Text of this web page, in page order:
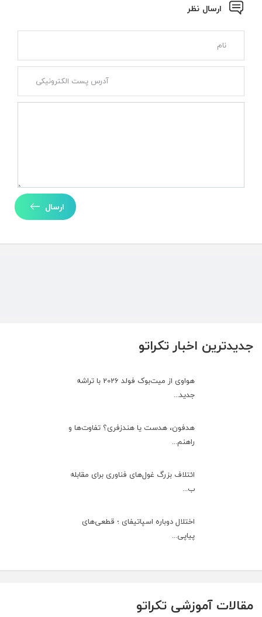
جدیدترین اخبار تکراتو
هواوی از میت‌بوک فولد 2026 با تراشه
جدید...
هدفون، هدست یا هندزفری؟ تفاوت‌ها و
راهنم...
ائتلاف بزرگ غول‌های فناوری برای مقابله
ب...
اختلال دوباره اسپاتیفای ؛ قطعی‌های
پیاپی...
ارسال نظر
ارسال
مقالات آموزشی تکراتو